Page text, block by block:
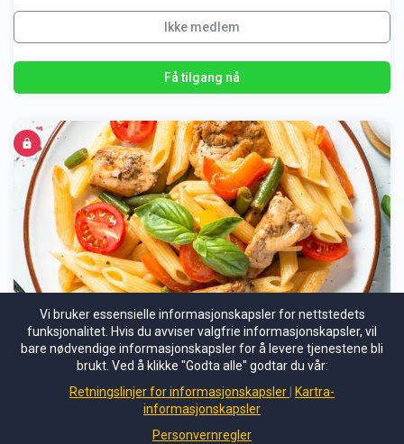
Ikke medlem
Få tilgang nå
LØSERE KLÆR - PÅ EN MÅNED 2026
LØSERE KLÆR PÅ EN MÅNED
Ikke medlem
Vi bruker essensielle informasjonskapsler for nettstedets
funksjonalitet. Hvis du avviser valgfrie informasjonskapsler, vil
bare nødvendige informasjonskapsler for å levere tjenestene bli
brukt. Ved å klikke "Godta alle" godtar du vår:
Retningslinjer for informasjonskapsler
Kartra-
informasjonskapsler
Personvernregler